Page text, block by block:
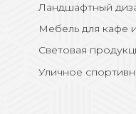
Ландшафтный
Мебель для кафе
Световая
Уличное